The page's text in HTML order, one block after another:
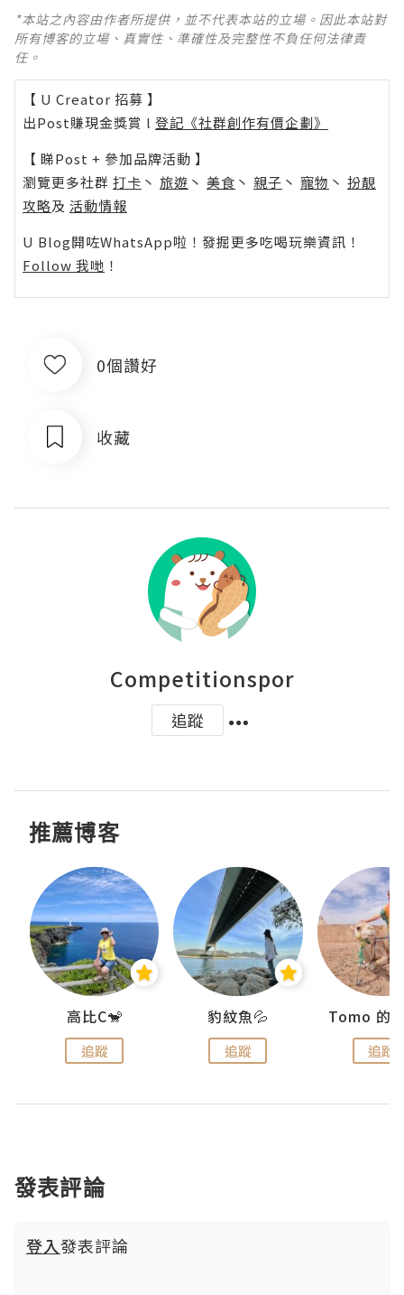
*本站之內容由作者所提供，並不代表本站的立場。因此本站對
所有博客的立場、真實性、準確性及完整性不負任何法律責
任。
【 U Creator 招募 】
出Post賺現金獎賞 l 登記《社群創作有價企劃》
【 睇Post + 參加品牌活動 】
瀏覽更多社群 打卡 丶 旅遊 丶 美食 丶 親子 丶 寵物 丶 扮靚
攻略及 活動情報
U Blog開咗WhatsApp啦！發掘更多吃喝玩樂資訊！
Follow 我哋 ！
0個讚好
收藏
Competitionspor
追蹤
推薦博客
高比C🐒
追蹤
豹紋魚💦
追蹤 追蹤
發表評論
登入發表評論